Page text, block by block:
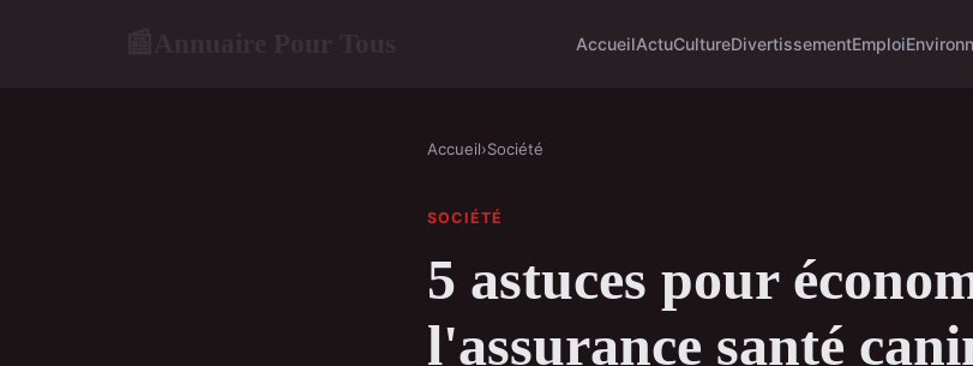
AccueilActuCultureDivertissementEmploi
Accueil›Société
SOCIÉTÉ
5 astuces pour
l'assurance santé